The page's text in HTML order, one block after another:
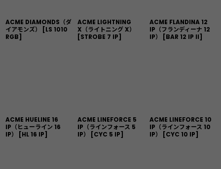
ACME DIAMONDS（ダ
イアモンズ）
[LS 1010
RGB]
ACME LIGHTNING
X（ライトニング X）
[STROBE 7 IP]
ACME FLANDINA 12
IP（フランディーナ 12
IP）
[BAR 12 IP II]
ACME HUELINE 16
IP（ヒューライン 16
IP）
[HL 16 IP]
ACME LINEFORCE 5
IP（ラインフォース 5
IP）
[CYC 5 IP]
ACME LINEFORCE 10
IP（ラインフォース 10
IP）
[CYC 10 IP]